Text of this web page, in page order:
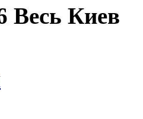
Весь Киев